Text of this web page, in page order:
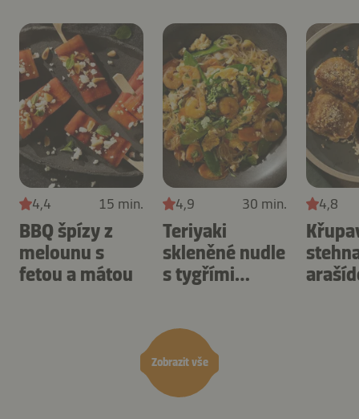
Zobrazit vše
4,4 15 min.
BBQ špízy z
melounu s
fetou a mátou
4,9 30 min.
Teriyaki
skleněné nudle
s tygřími
4,8